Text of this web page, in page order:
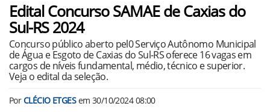
Edital Concurso SAMAE de Caxias do
Sul-RS 2024
Concurso público aberto pel0 Serviço Autônomo Municipal
de Água e Esgoto de Caxias do Sul-RS oferece 16 vagas em
cargos de níveis fundamental, médio, técnico e superior.
Veja o edital da seleção.
PorCLÉCIO ETGESem 30/10/2024 08:00